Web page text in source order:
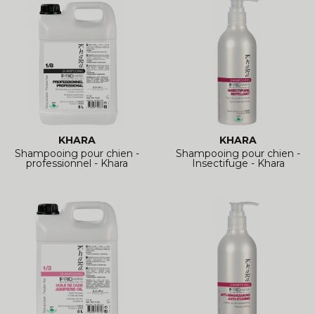
KHARA
Shampooing pour chien -
professionnel - Khara
KHARA
Shampooing pour chien -
Insectifuge - Khara